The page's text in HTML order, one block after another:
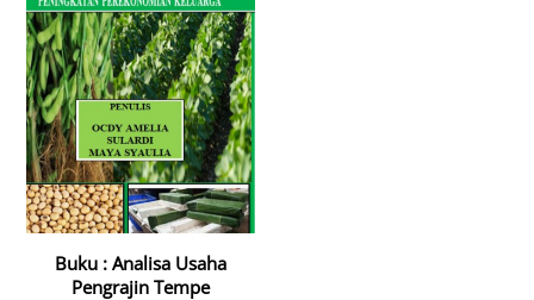
Buku : Analisa Usaha
Pengrajin Tempe